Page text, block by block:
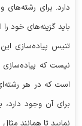
دارد. برای
باید گزینه‌های خود
تنیس پیاده‌سازی
نیست که پیاده‌سازی
است که در هر
برای آن وجود
نمایید تا همانند